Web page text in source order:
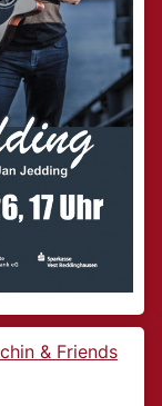
& Friends